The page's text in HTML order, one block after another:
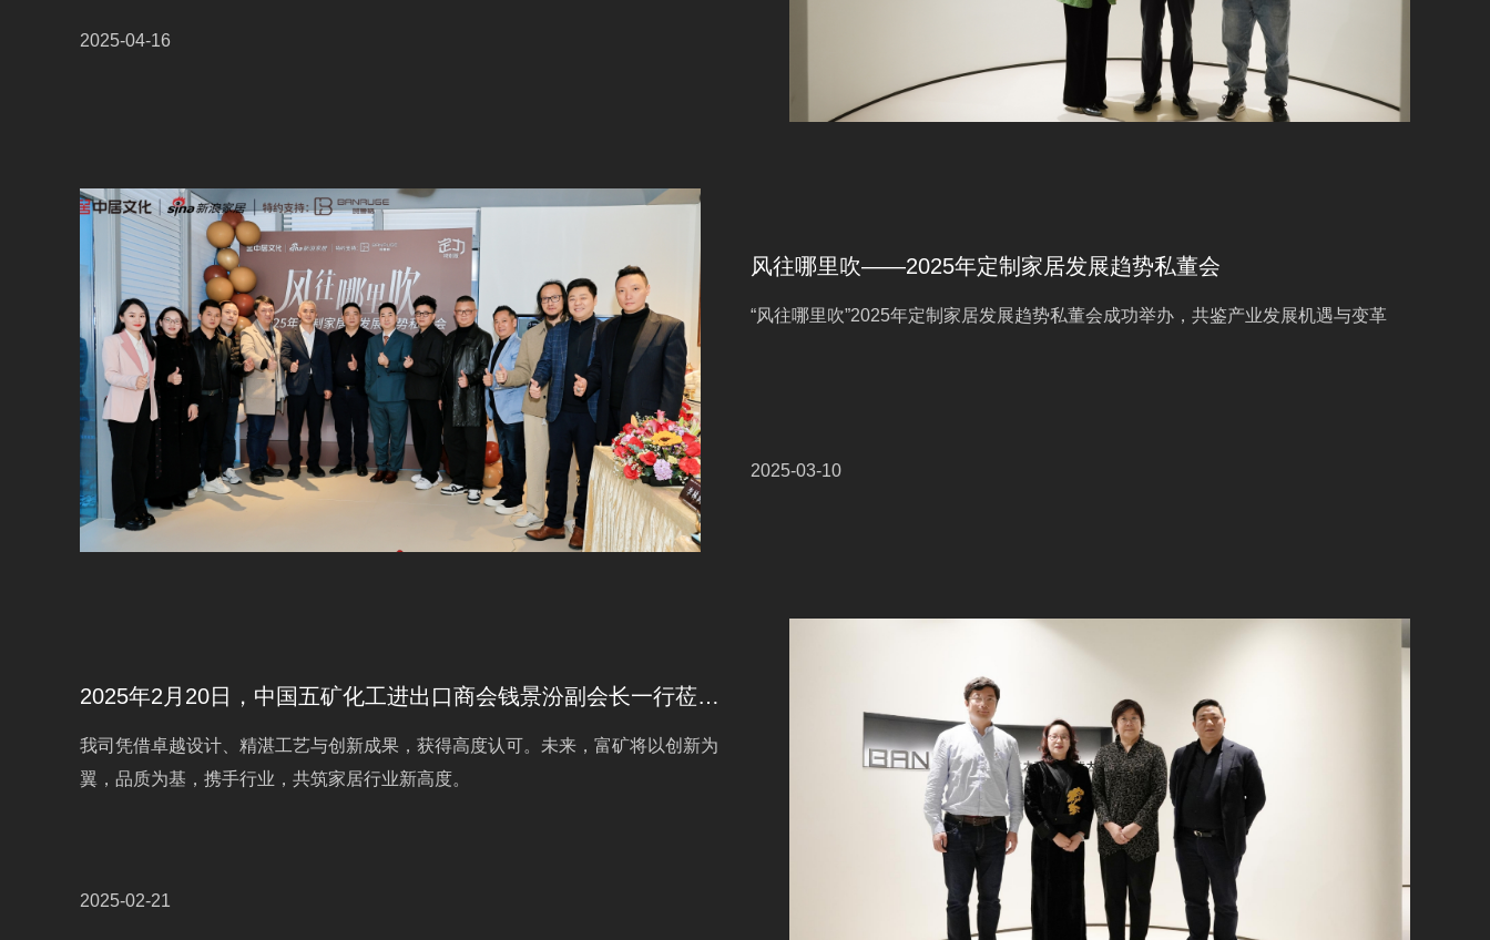
2025-04-16
风往哪里吹——2025年定制家居发展趋势私董会
“风往哪里吹”2025年定制家居发展趋势私董会成功举办，共鉴产业发展机遇与变革
2025-03-10
2025年2月20日，中国五矿化工进出口商会钱景汾副会长一行莅临广东富矿调研指导
我司凭借卓越设计、精湛工艺与创新成果，获得高度认可。未来，富矿将以创新为
翼，品质为基，携手行业，共筑家居行业新高度。
2025-02-21